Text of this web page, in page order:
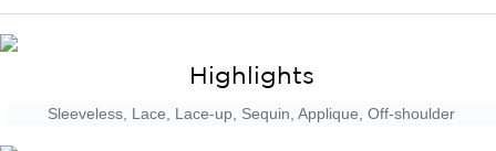
Highlights
Sleeveless, Lace, Lace-up, Sequin, Applique, Off-shoulder